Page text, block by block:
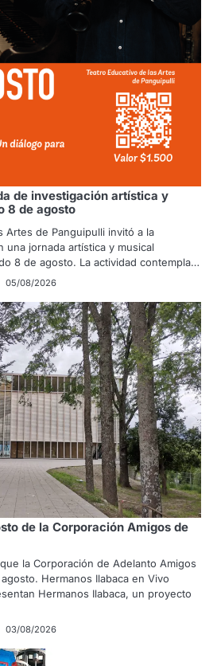
de investigación artística y
8 de agosto
Artes de Panguipulli invitó a la
una jornada artística y musical
8 de agosto. La actividad contempla…
05/08/2026
de la Corporación Amigos de
la Corporación de Adelanto Amigos
Hermanos Ilabaca en Vivo
Hermanos Ilabaca, un proyecto
03/08/2026